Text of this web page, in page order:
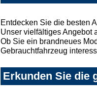
Entdecken Sie die besten
Unser vielfältiges Angebot
Ob Sie ein brandneues
Gebrauchtfahrzeug
Erkunden Sie die